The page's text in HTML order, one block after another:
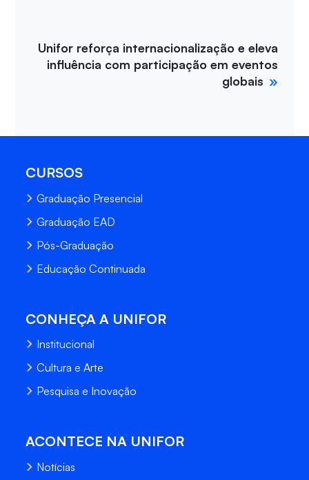
Unifor reforça internacionalização e eleva
influência com participação em eventos
globais
CURSOS
Graduação Presencial
Graduação EAD
Pós-Graduação
Educação Continuada
CONHEÇA A UNIFOR
Institucional
Cultura e Arte
Pesquisa e Inovação
ACONTECE NA UNIFOR
Notícias